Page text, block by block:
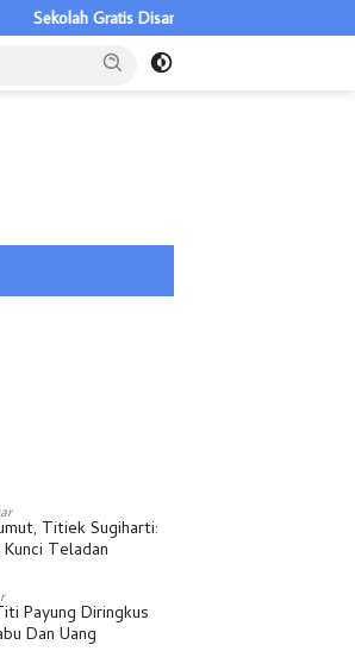
Disambut Pelajar Nias, Riangakab Beban
Titiek Sugiharti:
Teladan
Payung Diringkus
Dan Uang